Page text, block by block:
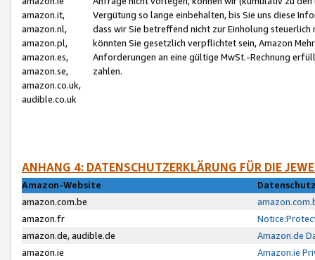
amazon.it,
amazon.nl,
amazon.pl,
amazon.es,
amazon.se,
amazon.co.uk,
audible.co.uk
Vergütung so lange einbehalten, bis Sie uns diese
dass wir Sie betreffend nicht zur Einholung
könnten Sie gesetzlich verpflichtet sein, Amazon
Anforderungen an eine gültige MwSt.-Rechnung
zahlen.
ANHANG 4: DATENSCHUTZERKLÄRUNG FÜR DIE
Amazon-Website
amazon.com.be
amazon.fr
amazon.de, audible.de
Amazon.de
amazon.ie
Amazon.ie